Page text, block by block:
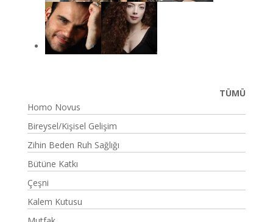
TÜMÜ
Homo Novus
Bireysel/Kişisel Gelişim
Zihin Beden Ruh Sağlığı
Bütüne Katkı
Çeşni
Kalem Kutusu